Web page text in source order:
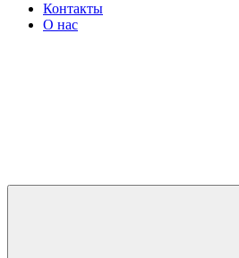
Контакты
О нас